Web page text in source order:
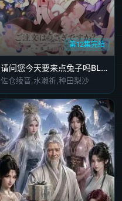
第12集完结
请问您今天要来点兔子吗BLOOM
佐仓绫音,水濑祈,种田梨沙